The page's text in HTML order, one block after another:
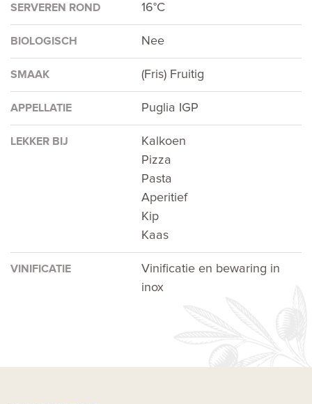
SERVEREN ROND 16°C
BIOLOGISCH Nee
SMAAK (Fris) Fruitig
APPELLATIE Puglia IGP
LEKKER BIJ
Kalkoen
Pizza
Pasta
Aperitief
Kip
Kaas
VINIFICATIE
Vinificatie en bewaring in
inox